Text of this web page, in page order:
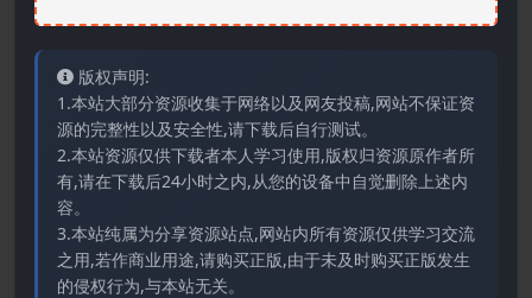
版权声明:
1.本站大部分资源收集于网络以及网友投稿,网站不保证资
源的完整性以及安全性,请下载后自行测试。
2.本站资源仅供下载者本人学习使用,版权归资源原作者所
有,请在下载后24小时之内,从您的设备中自觉删除上述内
容。
3.本站纯属为分享资源站点,网站内所有资源仅供学习交流
之用,若作商业用途,请购买正版,由于未及时购买正版发生
的侵权行为,与本站无关。